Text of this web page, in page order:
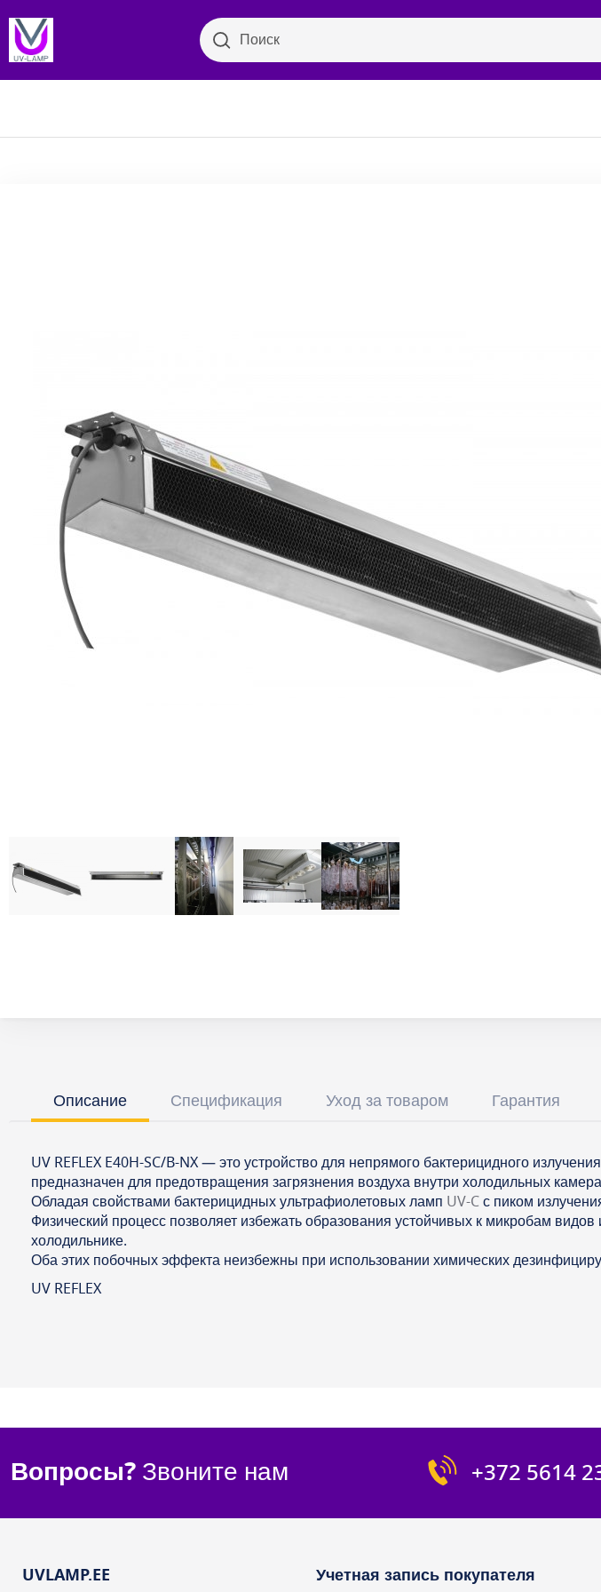
ПоискПоиск
Описание Спецификация Уход за товаром Гарантия
UV REFLEX E40H-SC/B-NX — это устройство для непрямого бактерицидного
предназначен для предотвращения загрязнения воздуха внутри холодильных
Обладая свойствами бактерицидных ультрафиолетовых ламп UV-Cс пиком
Физический процесс позволяет избежать образования устойчивых к микробам
холодильнике.
Оба этих побочных эффекта неизбежны при использовании химических
UV REFLEX
Вопросы?Звоните нам +372 5614
UVLAMP.EE Учетная запись покупателя